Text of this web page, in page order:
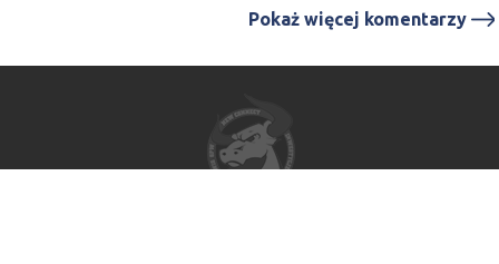
Pokaż więcej komentarzy